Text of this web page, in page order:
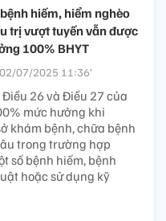
hiếm, hiểm nghèo
trị vượt tuyến vẫn được
100% BHYT
02/07/2025 11:36’
Điều 26 và Điều 27 của
mức hưởng khi
khám bệnh, chữa bệnh
trong trường hợp
số bệnh hiếm, bệnh
hoặc sử dụng kỹ